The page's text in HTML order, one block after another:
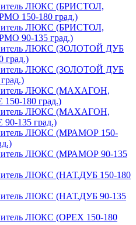
ЛЮКС (БРИСТОЛ,
150-180 град.)
ЛЮКС (БРИСТОЛ,
90-135 град.)
ЛЮКС (ЗОЛОТОЙ ДУБ
град.)
ЛЮКС (ЗОЛОТОЙ ДУБ
ЛЮКС (МАХАГОН,
180 град.)
ЛЮКС (МАХАГОН,
135 град.)
ЛЮКС (МРАМОР 150-
ЛЮКС (МРАМОР 90-135
ЛЮКС (НАТ.ДУБ 150-180
ЛЮКС (НАТ.ДУБ 90-135
ЛЮКС (ОРЕХ 150-180